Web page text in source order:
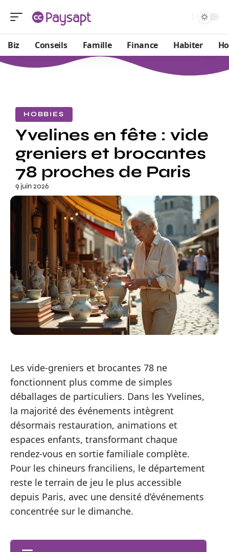
Biz Conseils Famille Finance Habiter
HOBBIES
Yvelines en fête : vide
greniers et brocantes
78 proches de Paris
9 juin 2026
Les vide-greniers et brocantes 78 ne
fonctionnent plus comme de simples
déballages de particuliers. Dans les Yvelines,
la majorité des événements intègrent
désormais restauration, animations et
espaces enfants, transformant chaque
rendez-vous en sortie familiale complète.
Pour les chineurs franciliens, le département
reste le terrain de jeu le plus accessible
depuis Paris, avec une densité d’événements
concentrée sur le dimanche.